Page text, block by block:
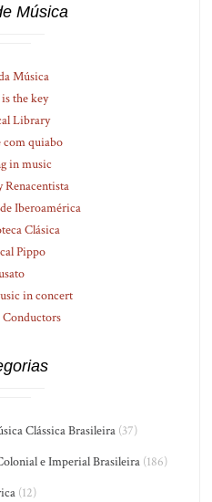
Música
Música
the key
Library
com quiabo
in music
Renacentista
Iberoamérica
Clásica
Pippo
in concert
Clássica Brasileira (37)
e Imperial Brasileira (186)
(12)